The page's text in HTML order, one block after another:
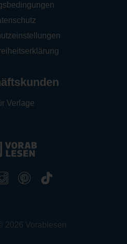
Verlage
2026 Vorablesen